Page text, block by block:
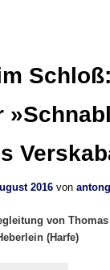
2016 von
von
(Harfe)